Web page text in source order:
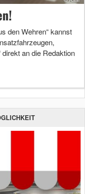
den Wehren“ kannst
direkt an die Redaktion